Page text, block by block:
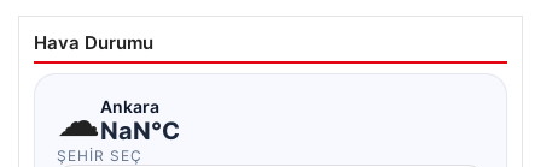
Hava Durumu
☁Ankara
NaN°C
ŞEHIR SEÇ